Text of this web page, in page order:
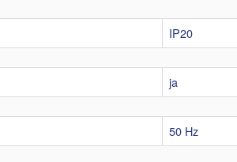
IP20
ja
50 Hz